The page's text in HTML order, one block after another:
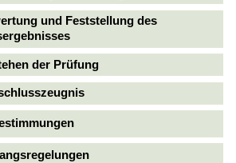
und Feststellung des
der Prüfung